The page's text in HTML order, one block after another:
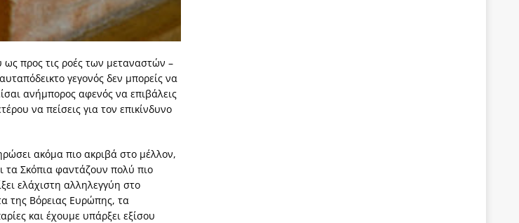
προς τις ροές των μεταναστών –
γεγονός δεν μπορείς να
ανήμπορος αφενός να επιβάλεις
να πείσεις για τον επικίνδυνο
ακόμα πιο ακριβά στο μέλλον,
τα Σκόπια φαντάζουν πολύ πιο
ελάχιστη αλληλεγγύη στο
της Βόρειας Ευρώπης, τα
και έχουμε υπάρξει εξίσου